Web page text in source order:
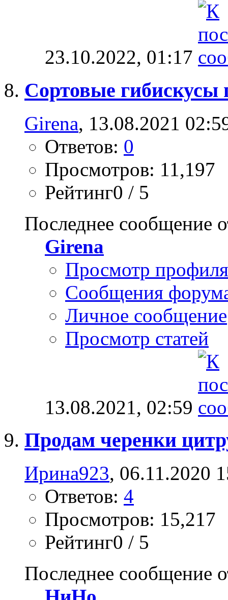
23.10.2022, 01:17
Сортовые гибискусы
Girena, 13.08.2021
Ответов: 0
Просмотров: 11,197
Рейтинг0 / 5
Последнее сообщение
Girena
Просмотр профиля
Сообщения
Личное сообщение
Просмотр статей
13.08.2021, 02:59
Продам черенки
Ирина923, 06.11.2020
Ответов: 4
Просмотров: 15,217
Рейтинг0 / 5
Последнее сообщение